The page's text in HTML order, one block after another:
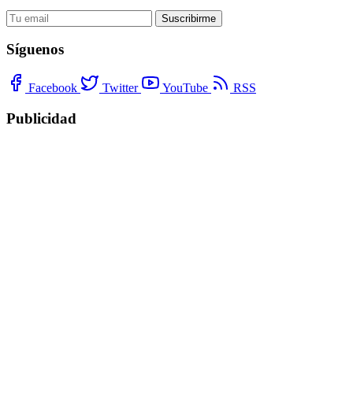
Suscribirme
Síguenos
Facebook Twitter YouTube RSS
Publicidad